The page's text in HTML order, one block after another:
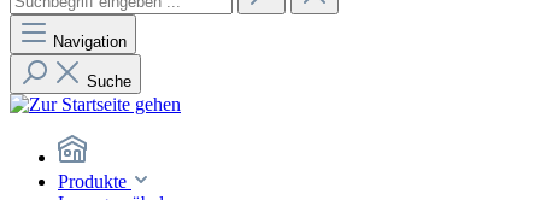
Navigation
Suche
Produkte